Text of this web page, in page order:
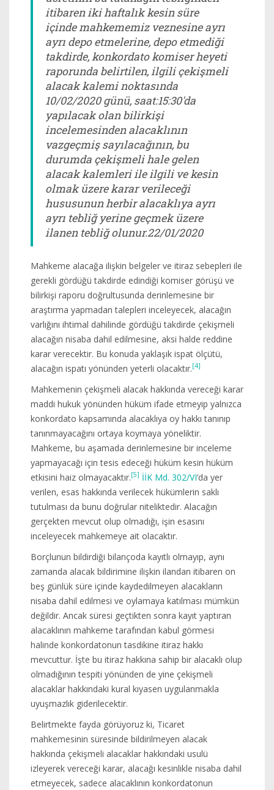
itibaren iki haftalık kesin süre
içinde mahkememiz veznesine ayrı
ayrı depo etmelerine, depo etmediği
takdirde, konkordato komiser heyeti
raporunda belirtilen, ilgili çekişmeli
alacak kalemi noktasında
10/02/2020 günü, saat:15:30'da
yapılacak olan bilirkişi
incelemesinden alacaklının
vazgeçmiş sayılacağının, bu
durumda çekişmeli hale gelen
alacak kalemleri ile ilgili ve kesin
olmak üzere karar verileceği
hususunun herbir alacaklıya ayrı
ayrı tebliğ yerine geçmek üzere
ilanen tebliğ olunur.22/01/2020
Mahkeme alacağa ilişkin belgeler ve itiraz sebepleri ile
gerekli gördüğü takdirde edindiği komiser görüşü ve
bilirkişi raporu doğrultusunda derinlemesine bir
araştırma yapmadan talepleri inceleyecek, alacağın
varlığını ihtimal dahilinde gördüğü takdirde çekişmeli
alacağın nisaba dahil edilmesine, aksi halde reddine
karar verecektir. Bu konuda yaklaşık ispat ölçütü,
alacağın ispatı yönünden yeterli olacaktır.[4]
Mahkemenin çekişmeli alacak hakkında vereceği karar
maddi hukuk yönünden hüküm ifade etmeyip yalnızca
konkordato kapsamında alacaklıya oy hakkı tanınıp
tanınmayacağını ortaya koymaya yöneliktir.
Mahkeme, bu aşamada derinlemesine bir inceleme
yapmayacağı için tesis edeceği hüküm kesin hüküm
etkisini haiz olmayacaktır.[5] İİK Md. 302/VI’da yer
verilen, esas hakkında verilecek hükümlerin saklı
tutulması da bunu doğrular niteliktedir. Alacağın
gerçekten mevcut olup olmadığı, işin esasını
inceleyecek mahkemeye ait olacaktır.
Borçlunun bildirdiği bilançoda kayıtlı olmayıp, aynı
zamanda alacak bildirimine ilişkin ilandan itibaren on
beş günlük süre içinde kaydedilmeyen alacakların
nisaba dahil edilmesi ve oylamaya katılması mümkün
değildir. Ancak süresi geçtikten sonra kayıt yaptıran
alacaklının mahkeme tarafından kabul görmesi
halinde konkordatonun tasdikine itiraz hakkı
mevcuttur. İşte bu itiraz hakkına sahip bir alacaklı olup
olmadığının tespiti yönünden de yine çekişmeli
alacaklar hakkındaki kural kıyasen uygulanmakla
uyuşmazlık giderilecektir.
Belirtmekte fayda görüyoruz ki, Ticaret
mahkemesinin süresinde bildirilmeyen alacak
hakkında çekişmeli alacaklar hakkındaki usulü
izleyerek vereceği karar, alacağı kesinlikle nisaba dahil
etmeyecek, sadece alacaklının konkordatonun